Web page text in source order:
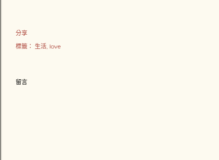
分享
標籤： 生活 love
留言